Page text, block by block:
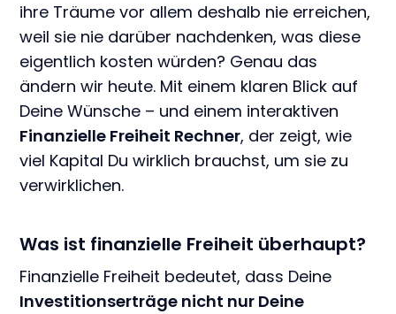
ihre Träume vor allem deshalb nie erreichen,
weil sie nie darüber nachdenken, was diese
eigentlich kosten würden? Genau das
ändern wir heute. Mit einem klaren Blick auf
Deine Wünsche – und einem interaktiven
Finanzielle Freiheit Rechner, der zeigt, wie
viel Kapital Du wirklich brauchst, um sie zu
verwirklichen.
Was ist finanzielle Freiheit überhaupt?
Finanzielle Freiheit bedeutet, dass Deine
Investitionserträge nicht nur Deine